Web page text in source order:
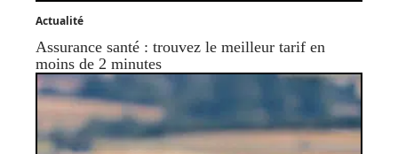
Actualité
Assurance santé : trouvez le meilleur tarif en
moins de 2 minutes